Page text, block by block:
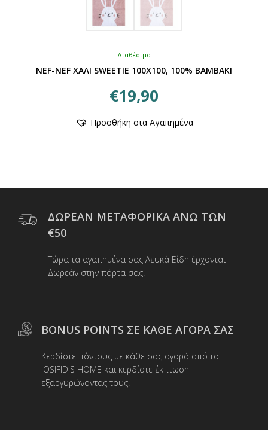
Διαθέσιμο
NEF-NEF ΧΑΛΙ SWEETIE 100X100, 100% BAMBAKI
€19,90
το
Οι
μπορούν
σελίδα
του
Προσθήκη στα Αγαπημένα
ΔΩΡΕΑΝ ΜΕΤΑΦΟΡΙΚΑ ΑΝΩ ΤΩΝ
€50
Τώρα τα αγαπημένα σας Λευκά Είδη έρχονται
Δωρεάν στην πόρτα σας.
BONUS POINTS ΣΕ ΚΑΘΕ ΑΓΟΡΑ ΣΑΣ
Κερδίστε πόντους με κάθε σας αγορά από το
IOSIFIDIS HOME και κερδίστε έκπτωση
εξαργυρώνοντας τους.